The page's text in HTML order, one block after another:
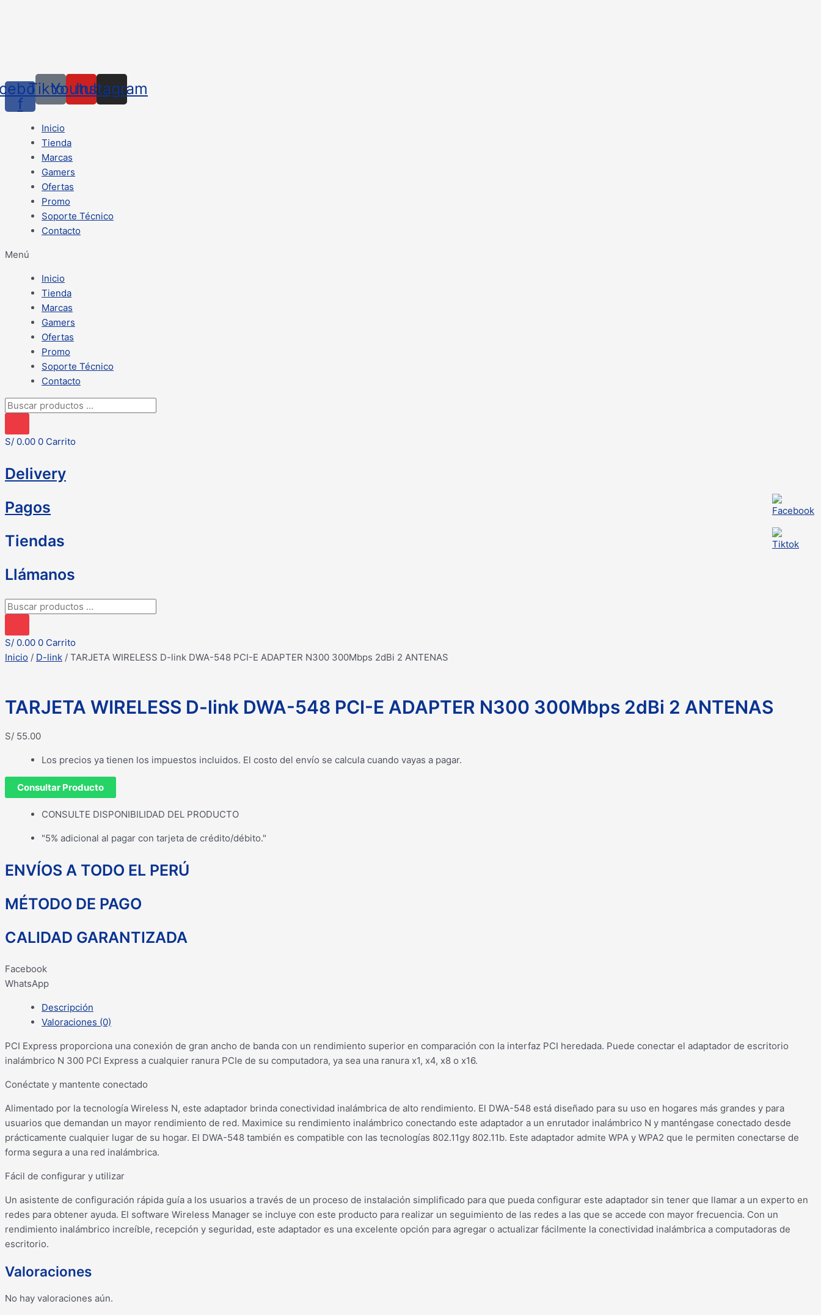
f
TiktokYoutube
Instagram
Inicio
Tienda
Marcas
Gamers
Ofertas
Promo
Soporte Técnico
Contacto
Menú
Inicio
Tienda
Marcas
Gamers
Ofertas
Promo
Soporte Técnico
Contacto
Búsqueda
productos
S/ 0.00 0 Carrito
Delivery
Pagos
Tiendas
Llámanos
Búsqueda
productos
S/ 0.00 0 Carrito
Inicio / D-link / TARJETA WIRELESS D-link DWA-548 PCI-E ADAPTER N300 300Mbps 2dBi 2 ANTENAS
TARJETA WIRELESS D-link DWA-548 PCI-E ADAPTER N300 300Mbps 2dBi 2 ANTENAS
S/ 55.00
Los precios ya tienen los impuestos incluidos. El costo del envío se calcula cuando vayas a pagar.
Consultar Producto
CONSULTE DISPONIBILIDAD DEL PRODUCTO
"5% adicional al pagar con tarjeta de crédito/débito."
ENVÍOS A TODO EL PERÚ
MÉTODO DE PAGO
CALIDAD GARANTIZADA
Facebook
WhatsApp
Descripción
Valoraciones (0)
PCI Express proporciona una conexión de gran ancho de banda con un rendimiento superior en comparación con la interfaz PCI heredada. Puede conectar el adaptador de escritorio
inalámbrico N 300 PCI Express a cualquier ranura PCIe de su computadora, ya sea una ranura x1, x4, x8 o x16.
Conéctate y mantente conectado
Alimentado por la tecnología Wireless N, este adaptador brinda conectividad inalámbrica de alto rendimiento. El DWA-548 está diseñado para su uso en hogares más grandes y para
usuarios que demandan un mayor rendimiento de red. Maximice su rendimiento inalámbrico conectando este adaptador a un enrutador inalámbrico N y manténgase conectado desde
prácticamente cualquier lugar de su hogar. El DWA-548 también es compatible con las tecnologías 802.11gy 802.11b. Este adaptador admite WPA y WPA2 que le permiten conectarse de
forma segura a una red inalámbrica.
Fácil de configurar y utilizar
Un asistente de configuración rápida guía a los usuarios a través de un proceso de instalación simplificado para que pueda configurar este adaptador sin tener que llamar a un experto en
redes para obtener ayuda. El software Wireless Manager se incluye con este producto para realizar un seguimiento de las redes a las que se accede con mayor frecuencia. Con un
rendimiento inalámbrico increíble, recepción y seguridad, este adaptador es una excelente opción para agregar o actualizar fácilmente la conectividad inalámbrica a computadoras de
escritorio.
Valoraciones
No hay valoraciones aún.